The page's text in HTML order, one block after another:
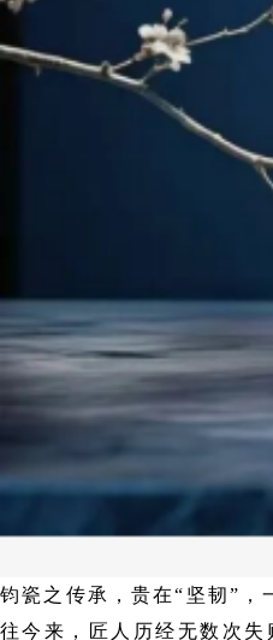
钧瓷之传承，贵在“坚韧”，
往今来，匠人历经无数次